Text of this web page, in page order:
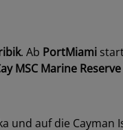
. Ab PortMiami
MSC Marine Reserve
und auf die Cayman